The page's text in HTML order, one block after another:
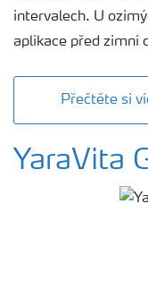
intervalech. U
aplikace před zimní
Přečtěte si
YaraVita